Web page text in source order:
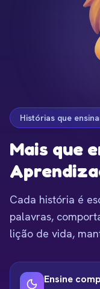
Histórias que
Mais que
Cada história é
palavras,
lição de vida,
Ensine